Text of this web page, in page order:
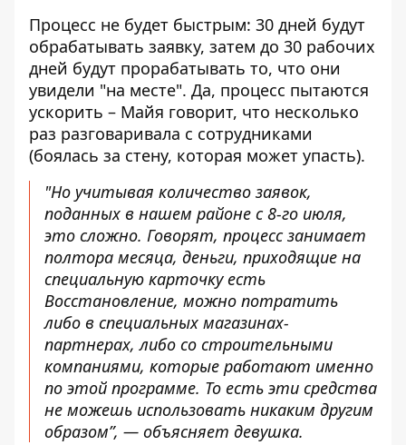
Процесс не будет быстрым: 30 дней будут
обрабатывать заявку, затем до 30 рабочих
дней будут прорабатывать то, что они
увидели "на месте". Да, процесс пытаются
ускорить – Майя говорит, что несколько
раз разговаривала с сотрудниками
(боялась за стену, которая может упасть).
"Но учитывая количество заявок,
поданных в нашем районе с 8-го июля,
это сложно. Говорят, процесс занимает
полтора месяца, деньги, приходящие на
специальную карточку есть
Восстановление, можно потратить
либо в специальных магазинах-
партнерах, либо со строительными
компаниями, которые работают именно
по этой программе. То есть эти средства
не можешь использовать никаким другим
образом”, — объясняет девушка.